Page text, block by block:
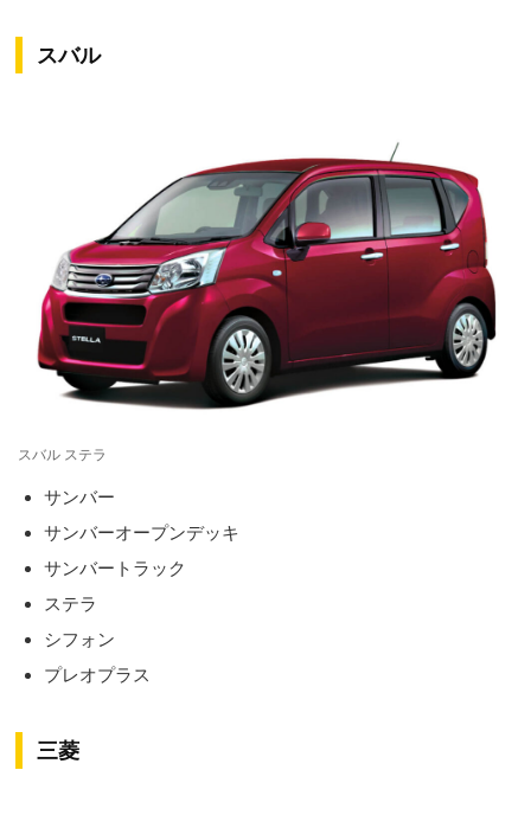
スバル
スバル ステラ
サンバー
サンバーオープンデッキ
サンバートラック
ステラ
シフォン
プレオプラス
三菱